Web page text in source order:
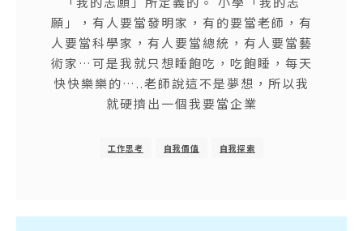
願」，有人要當發明家，有的要當老師，有
人要當科學家，有人要當總統，有人要當藝
術家…可是我就只想睡飽吃，吃飽睡，每天
快快樂樂的…..老師說這不是夢想，所以我
就硬擠出一個我要當企業
工作思考 自我價值 自我探索